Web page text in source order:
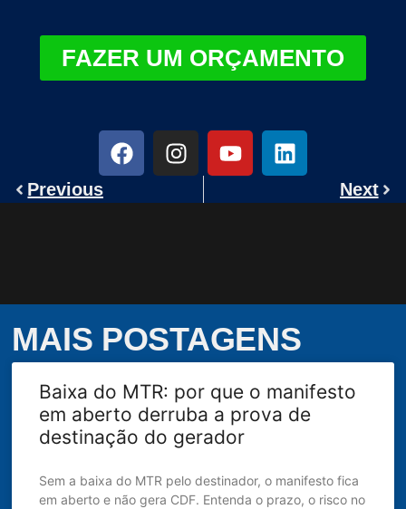
FAZER UM ORÇAMENTO
Previous Next
MAIS POSTAGENS
Baixa do MTR: por que o manifesto
em aberto derruba a prova de
destinação do gerador
Sem a baixa do MTR pelo destinador, o manifesto fica
em aberto e não gera CDF. Entenda o prazo, o risco no